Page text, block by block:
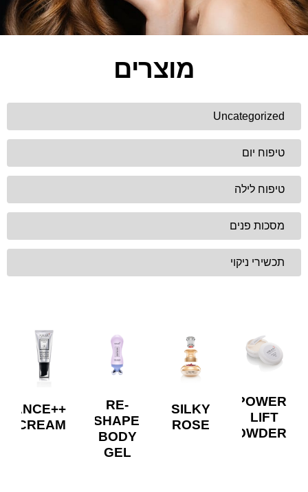
מוצרים
Uncategorized
טיפוח יום
טיפוח לילה
מסכות פנים
תכשירי ניקוי
POWER
LIFT
POWDER
SILKY
ROSE
RE-
SHAPE
BODY
GEL
CREAM